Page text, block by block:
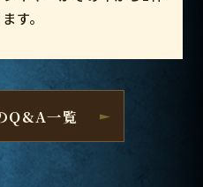
す。
Q&A一覧